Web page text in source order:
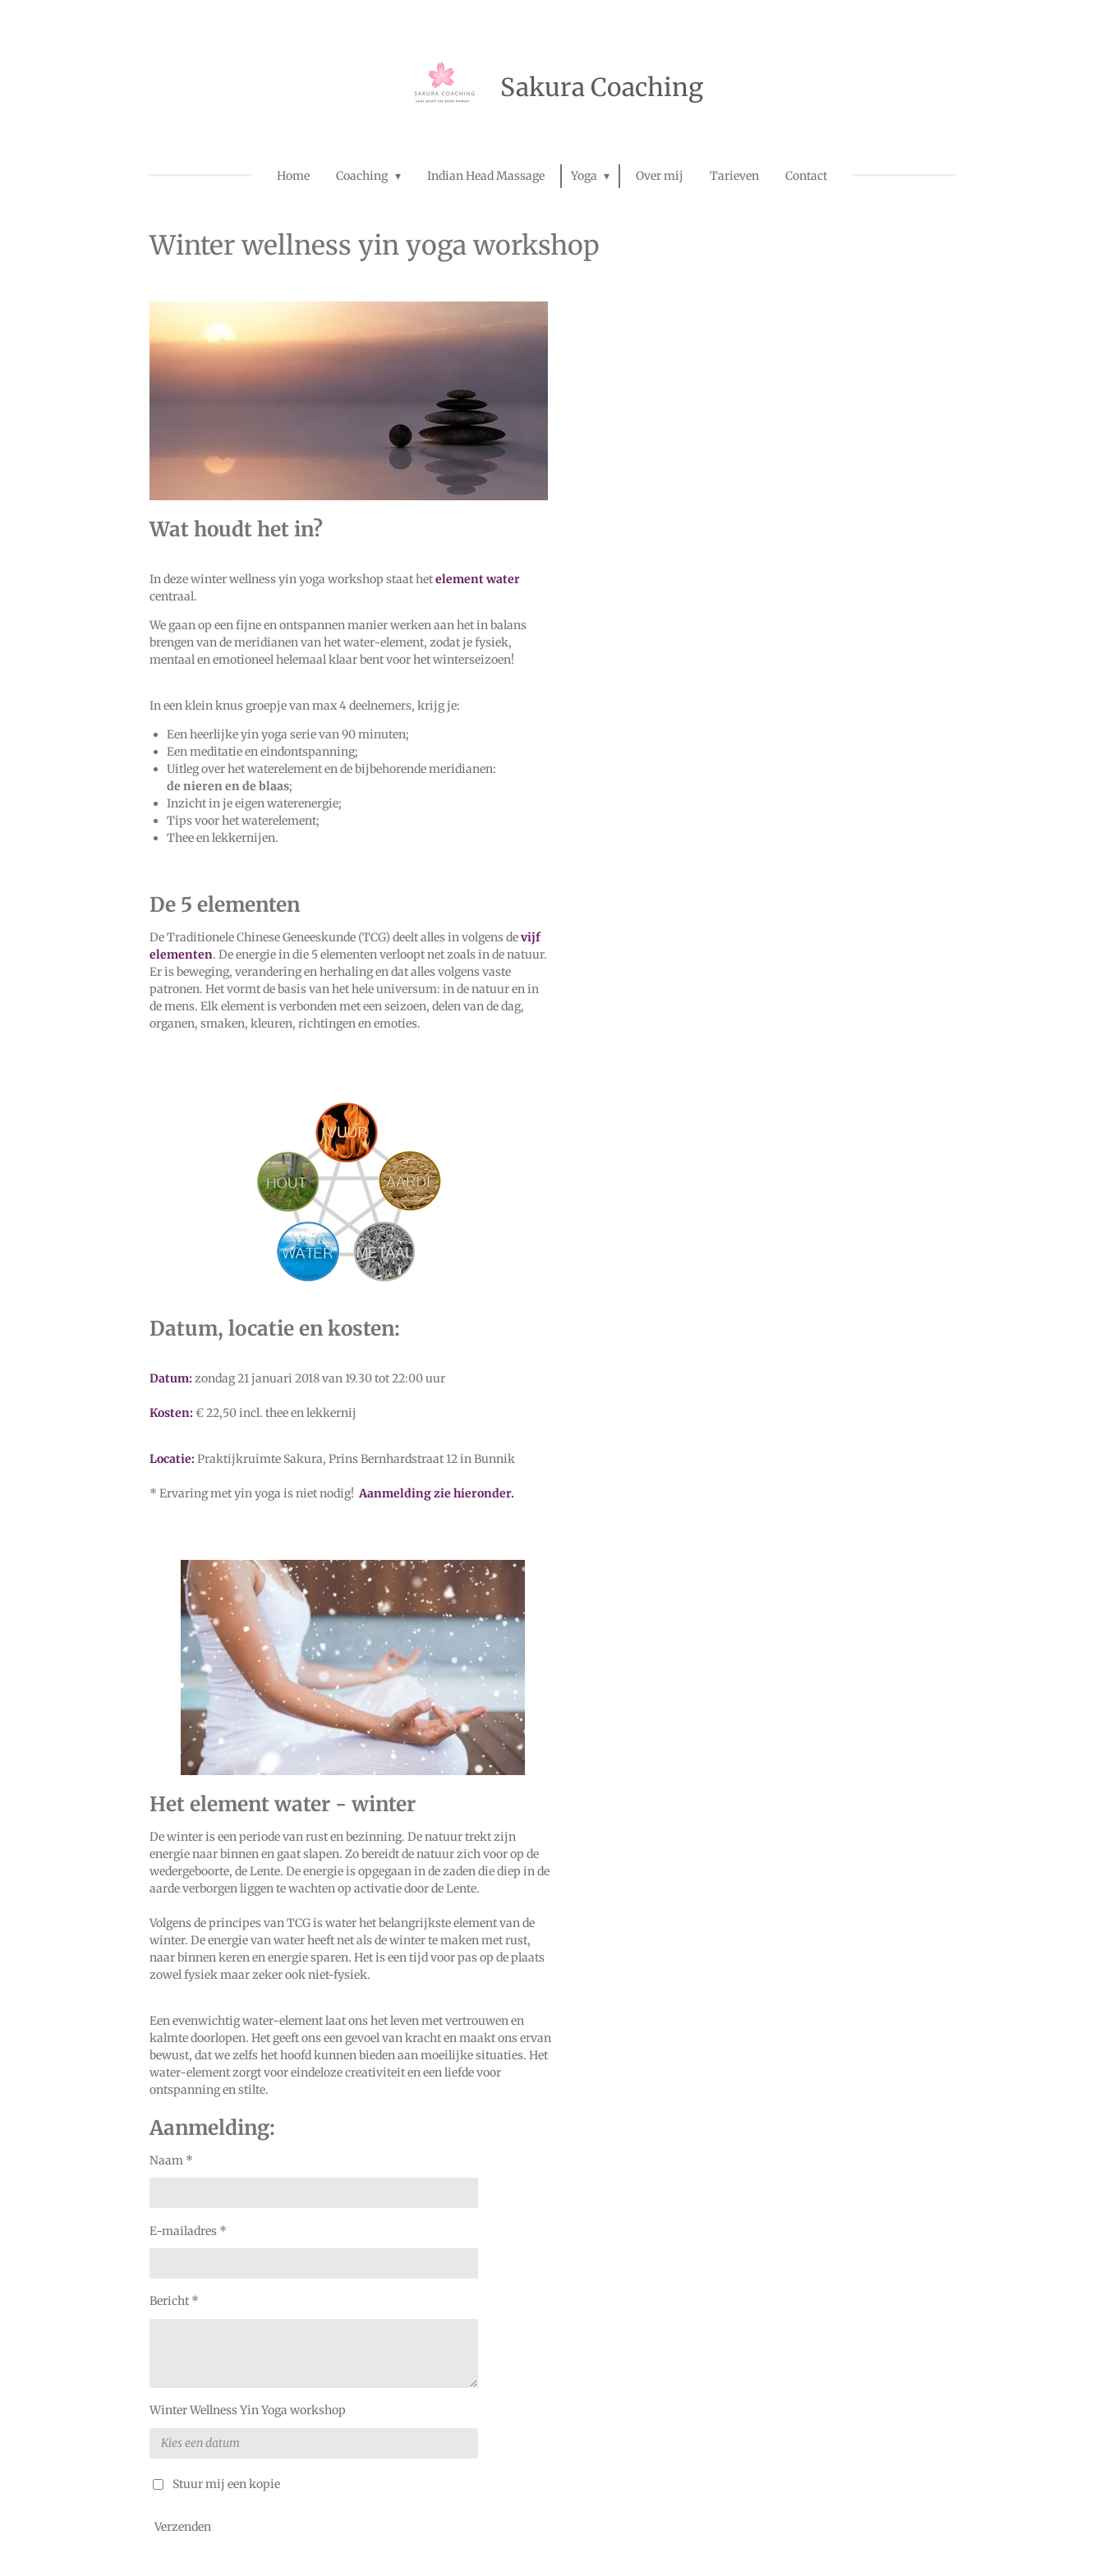
Sakura Coaching
Home Coaching Indian Head Massage Yoga Over mij Tarieven Contact
Winter wellness yin yoga workshop
Wat houdt het in?
In deze winter wellness yin yoga workshop staat hetelement water
centraal.
We gaan op een fijne en ontspannen manier werken aan het in balans
brengen van de meridianen van het water-element, zodat je fysiek,
mentaal en emotioneel helemaal klaar bent voor het winterseizoen!
In een klein knus groepje van max 4 deelnemers, krijg je:
Een heerlijke yin yoga serie van 90 minuten;
Een meditatie en eindontspanning;
Uitleg over het waterelement en de bijbehorende meridianen:
de nieren en de blaas;
Inzicht in je eigen waterenergie;
Tips voor het waterelement;
Thee en lekkernijen.
De 5 elementen
De Traditionele Chinese Geneeskunde (TCG) deelt alles in volgens devijf
elementen. De energie in die 5 elementen verloopt net zoals in de natuur.
Er is beweging, verandering en herhaling en dat alles volgens vaste
patronen. Het vormt de basis van het hele universum: in de natuur en in
de mens. Elk element is verbonden met een seizoen, delen van de dag,
organen, smaken, kleuren, richtingen en emoties.
Datum, locatie en kosten:
Datum:zondag 21 januari 2018 van 19.30 tot 22:00 uur
Kosten:€ 22,50 incl. thee en lekkernij
Locatie:Praktijkruimte Sakura, Prins Bernhardstraat 12 in Bunnik
* Ervaring met yin yoga is niet nodig!Aanmelding zie hieronder.
Het element water - winter
De winter is een periode van rust en bezinning. De natuur trekt zijn
energie naar binnen en gaat slapen. Zo bereidt de natuur zich voor op de
wedergeboorte, de Lente. De ener­gie is opgegaan in de zaden die diep in de
aarde verborgen liggen te wachten op activatie door de Lente.
Volgens de principes van TCG is water het belangrijkste element van de
winter. De energie van water heeft net als de winter te maken met rust,
naar binnen keren en energie sparen. Het is een tijd voor pas op de plaats
zowel fysiek maar zeker ook niet-fysiek.
Een evenwichtig water-element laat ons het leven met vertrouwen en
kalmte doorlopen. Het geeft ons een gevoel van kracht en maakt ons ervan
bewust, dat we zelfs het hoofd kunnen bieden aan moeilijke situaties. Het
water-element zorgt voor eindeloze creativiteit en een liefde voor
ontspanning en stilte.
Aanmelding:
Naam *
E-mailadres *
Bericht *
Winter Wellness Yin Yoga workshop
Stuur mij een kopie
Verzenden